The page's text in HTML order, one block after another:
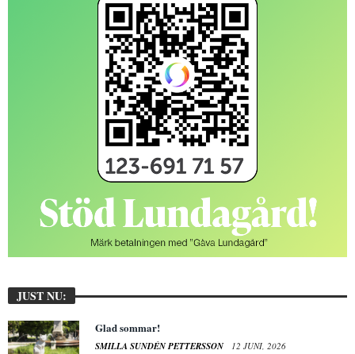
JUST NU:
Glad sommar!
SMILLA SUNDÉN PETTERSSON 12 JUNI, 2026